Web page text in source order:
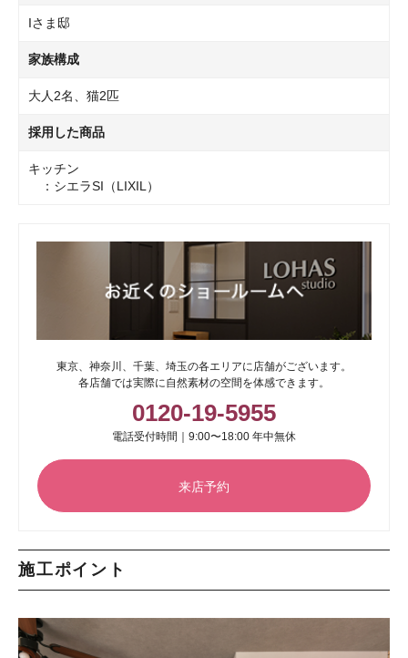
Iさま邸
家族構成
大人2名、猫2匹
採用した商品
キッチン
：シエラSI（LIXIL）
東京、神奈川、千葉、埼玉の各エリアに店舗がございます。
各店舗では実際に自然素材の空間を体感できます。
0120-19-5955
電話受付時間｜9:00〜18:00 年中無休
来店予約
施工ポイント